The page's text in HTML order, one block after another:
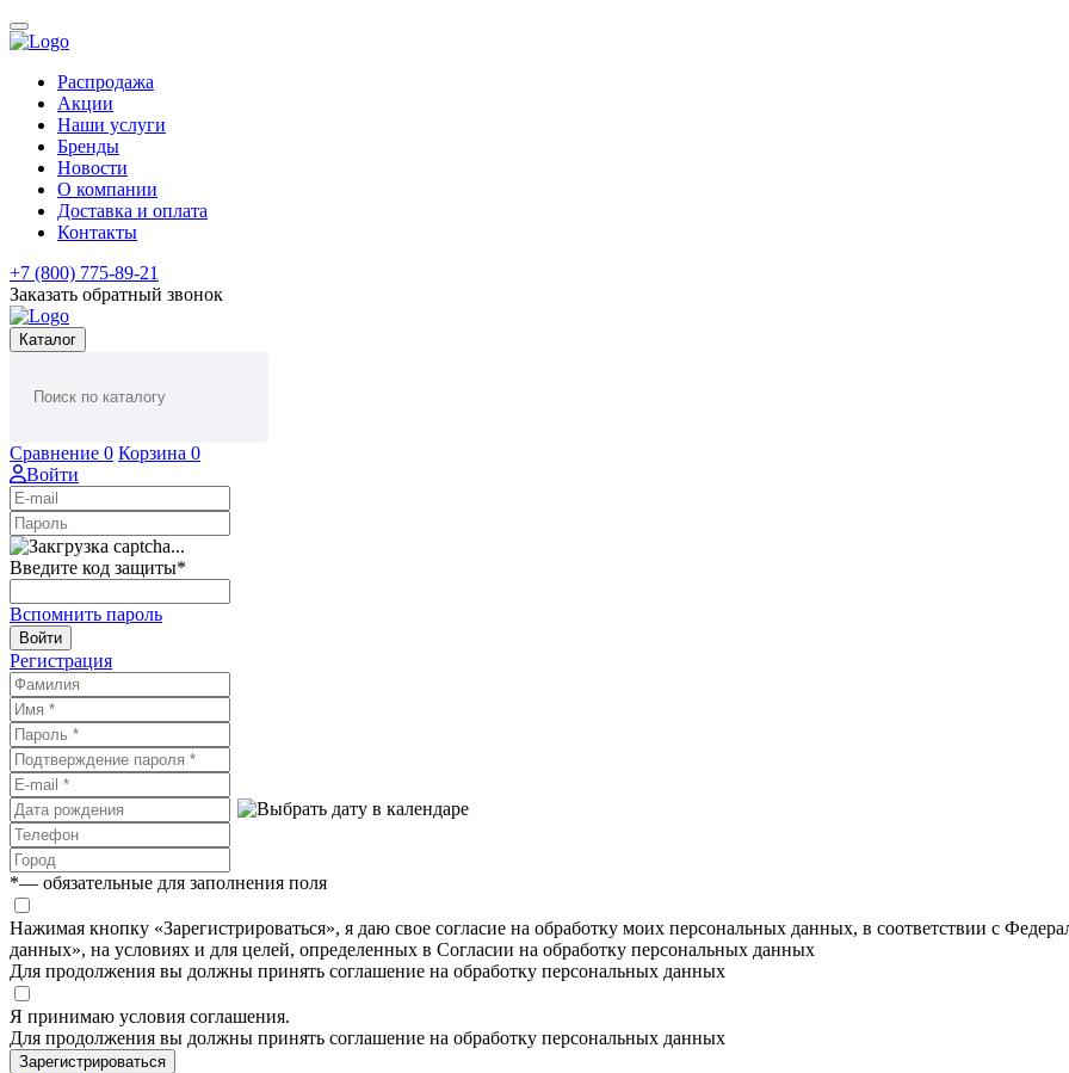
Распродажа
Акции
Наши услуги
Бренды
Новости
О компании
Доставка и оплата
Контакты
+7 (800) 775-89-21
Заказать обратный звонок
Каталог
Сравнение 0 Корзина 0
Войти
Введите код защиты*
Вспомнить пароль
Войти
Регистрация
*— обязательные для заполнения поля
Нажимая кнопку «Зарегистрироваться», я даю свое согласие на обработку моих персональных данных, в соответствии с
данных», на условиях и для целей, определенных в Согласии на обработку персональных данных
Для продолжения вы должны принять соглашение на обработку персональных данных
Я принимаю условия соглашения.
Для продолжения вы должны принять соглашение на обработку персональных данных
Зарегистрироваться